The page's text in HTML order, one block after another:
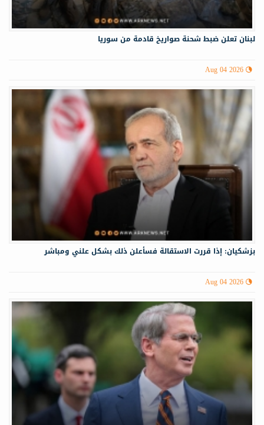
لبنان تعلن ضبط شحنة صواريخ قادمة من سوريا
Aug 04 2026
بزشكيان: إذا قررت الاستقالة فسأعلن ذلك بشكل علني ومباشر
Aug 04 2026